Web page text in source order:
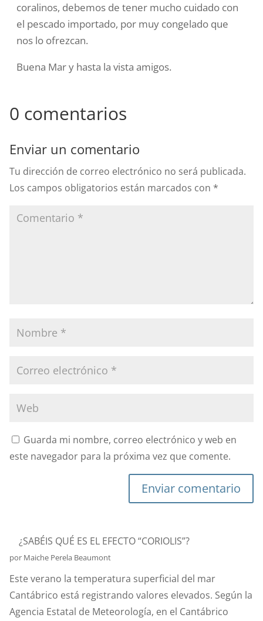
coralinos, debemos de tener mucho cuidado con
el pescado importado, por muy congelado que
nos lo ofrezcan.
Buena Mar y hasta la vista amigos.
0 comentarios
Enviar un comentario
Tu dirección de correo electrónico no será publicada.
Los campos obligatorios están marcados con *
Guarda mi nombre, correo electrónico y web en
este navegador para la próxima vez que comente.
Enviar comentario
¿SABÉIS QUÉ ES EL EFECTO “CORIOLIS”?
por Maiche Perela Beaumont
Este verano la temperatura superficial del mar
Cantábrico está registrando valores elevados. Según la
Agencia Estatal de Meteorología, en el Cantábrico